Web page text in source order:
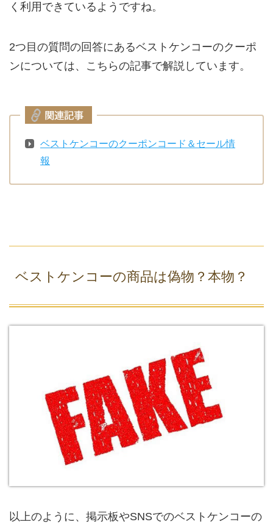
く利用できているようですね。
2つ目の質問の回答にあるベストケンコーのクーポ
ンについては、こちらの記事で解説しています。
ベストケンコーのクーポンコード＆セール情
報
ベストケンコーの商品は偽物？本物？
以上のように、掲示板やSNSでのベストケンコーの